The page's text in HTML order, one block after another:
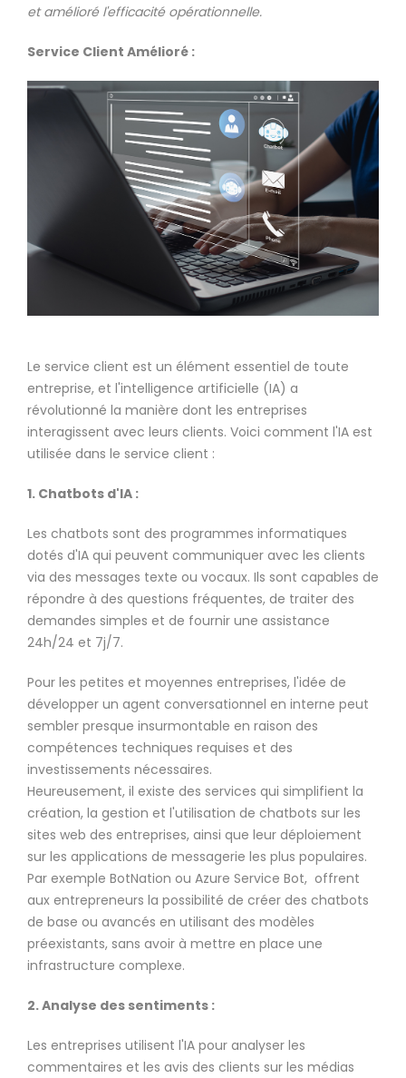
et amélioré l'efficacité opérationnelle.
Service Client Amélioré :
Le service client est un élément essentiel de toute
entreprise, et l'intelligence artificielle (IA) a
révolutionné la manière dont les entreprises
interagissent avec leurs clients. Voici comment l'IA est
utilisée dans le service client :
1. Chatbots d'IA :
Les chatbots sont des programmes informatiques
dotés d'IA qui peuvent communiquer avec les clients
via des messages texte ou vocaux. Ils sont capables de
répondre à des questions fréquentes, de traiter des
demandes simples et de fournir une assistance
24h/24 et 7j/7.
Pour les petites et moyennes entreprises, l'idée de
développer un agent conversationnel en interne peut
sembler presque insurmontable en raison des
compétences techniques requises et des
investissements nécessaires.
Heureusement, il existe des services qui simplifient la
création, la gestion et l'utilisation de chatbots sur les
sites web des entreprises, ainsi que leur déploiement
sur les applications de messagerie les plus populaires.
Par exemple BotNation ou Azure Service Bot, offrent
aux entrepreneurs la possibilité de créer des chatbots
de base ou avancés en utilisant des modèles
préexistants, sans avoir à mettre en place une
infrastructure complexe.
2. Analyse des sentiments :
Les entreprises utilisent l'IA pour analyser les
commentaires et les avis des clients sur les médias